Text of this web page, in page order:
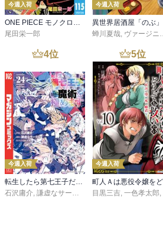
今週入荷
ONE PIECE モノクロ版 115
尾田栄一郎
今週入荷
蝉川夏哉, ヴァージニア二等兵
4位
今週入荷
転生したら第七王子だったので、気ままに魔術を極めます（２４）
石沢庸介, 謙虚なサークル メル。
5位
今週入荷
目黒三吉, 一色孝太郎,